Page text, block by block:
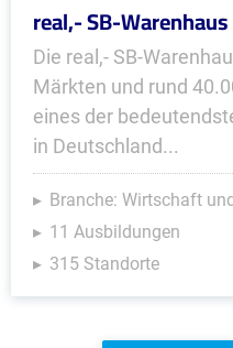
real,- SB-
Die real,- SB-
Märkten und rund
eines der
in Deutschland...
Branche: Wirtschaft
11 Ausbildungen
315 Standorte